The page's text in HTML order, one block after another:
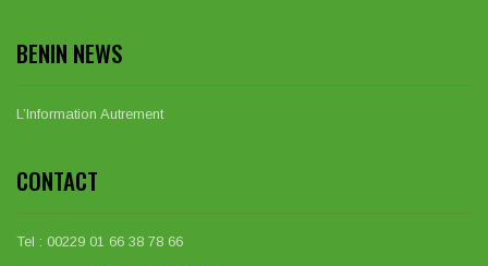
BENIN NEWS
L’Information Autrement
CONTACT
Tel : 00229 01 66 38 78 66